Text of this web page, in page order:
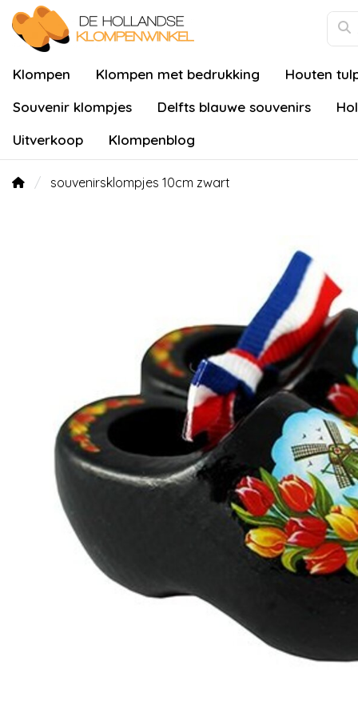
Klompen Klompen met bedrukking
Houten
Souvenir klompjes
Delfts blauwe souvenirs
Uitverkoop
Klompenblog
souvenirsklompjes 10cm zwart